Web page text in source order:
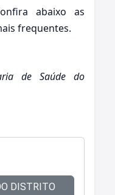
abaixo as
frequentes.
de Saúde do
DISTRITO